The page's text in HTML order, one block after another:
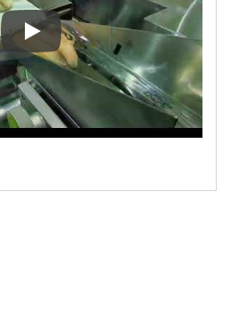
Machine d'emballage de filets